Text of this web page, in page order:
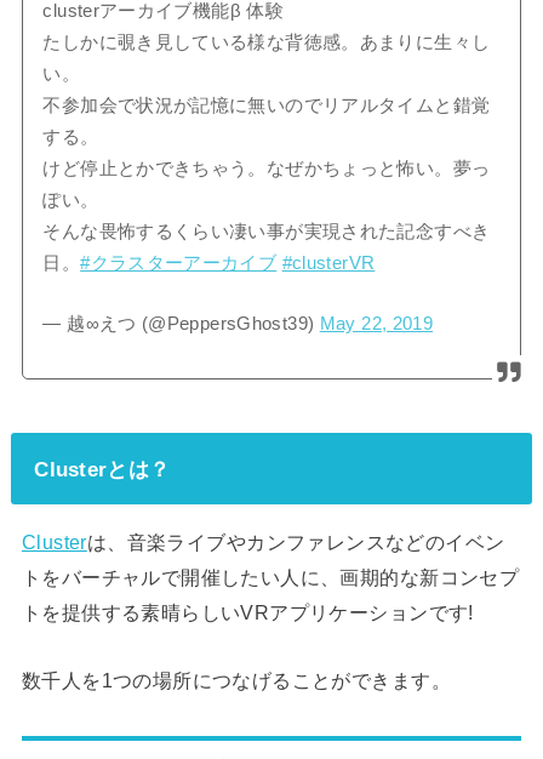
clusterアーカイブ機能β 体験
たしかに覗き見している様な背徳感。あまりに生々し
い。
不参加会で状況が記憶に無いのでリアルタイムと錯覚
する。
けど停止とかできちゃう。なぜかちょっと怖い。夢っ
ぽい。
そんな畏怖するくらい凄い事が実現された記念すべき
日。#クラスターアーカイブ #clusterVR
— 越∞えつ (@PeppersGhost39) May 22, 2019
Clusterとは？
Clusterは、音楽ライブやカンファレンスなどのイベン
トをバーチャルで開催したい人に、画期的な新コンセプ
トを提供する素晴らしいVRアプリケーションです!
数千人を1つの場所につなげることができます。